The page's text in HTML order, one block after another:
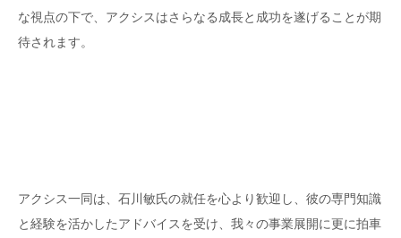
な視点の下で、アクシスはさらなる成長と成功を遂げることが期
待されます。
アクシス一同は、石川敏氏の就任を心より歓迎し、彼の専門知識
と経験を活かしたアドバイスを受け、我々の事業展開に更に拍車